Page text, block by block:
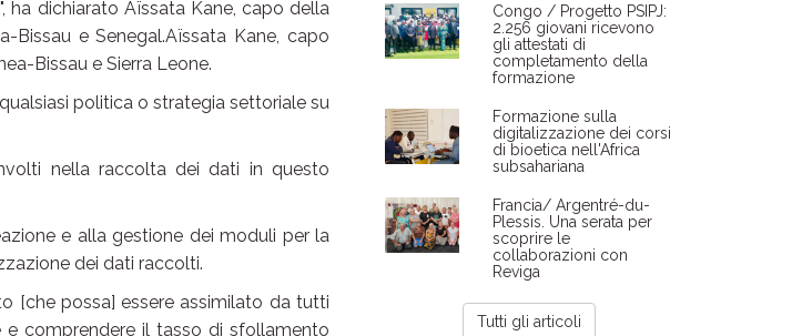
ha dichiarato Aïssata Kane, capo della
Bissau e Senegal.Aïssata Kane, capo
Bissau e Sierra Leone.
politica o strategia settoriale su
nella raccolta dei dati in questo
e alla gestione dei moduli per la
dei dati raccolti.
[che possa] essere assimilato da tutti
comprendere il tasso di sfollamento
Congo / Progetto PSIPJ:
2.256 giovani ricevono
gli attestati di
completamento della
formazione
Formazione sulla
digitalizzazione dei corsi
di bioetica nell'Africa
subsahariana
Francia/ Argentré-du-
Plessis. Una serata per
scoprire le
collaborazioni con
Reviga
Tutti gli articoli